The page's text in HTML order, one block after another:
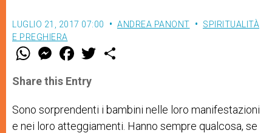
LUGLIO 21, 2017 07:00 ANDREA PANONT
SPIRITUALITÀ
E PREGHIERA
W
t
s
p
p
M
e
s
e
g
e
F
a
e
b
o
k
w
Share this Entry
Sono sorprendenti i bambini nelle loro manifestazioni
e nei loro atteggiamenti. Hanno sempre qualcosa, se